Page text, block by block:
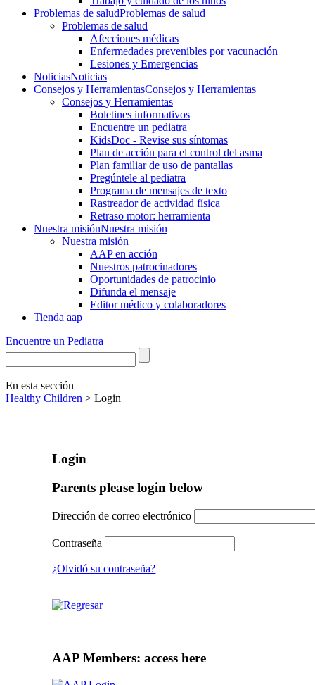
Problemas de saludProblemas de salud
Problemas de salud
Afecciones médicas
Enfermedades prevenibles por vacunación
Lesiones y Emergencias
NoticiasNoticias
Consejos y HerramientasConsejos y Herramientas
Consejos y Herramientas
Boletines informativos
Encuentre un pediatra
KidsDoc - Revise sus síntomas
Plan de acción para el control del asma
Plan familiar de uso de pantallas
Pregúntele al pediatra
Programa de mensajes de texto
Rastre​​ador de activida​d física
Retraso motor: herramienta
Nuestra misiónNuestra misión
Nuestra misión
AAP en acción
Nuestros patrocinadores
Oportunidades de patrocinio
Difunda el mensaje
Editor médico y colaboradores
Tienda aap
Encuentre un Pediatra
En esta sección
Healthy Children > Login
Login
Parents please login below
Dirección de correo electrónico
Contraseña
¿Olvidó su contraseña?
AAP Members: access here